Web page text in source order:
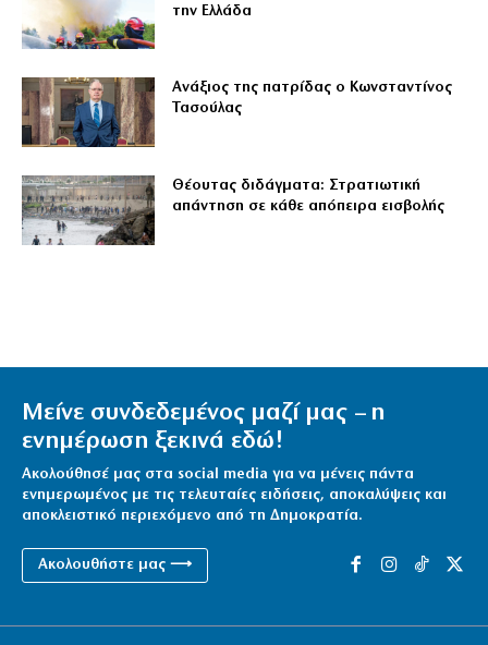
την Ελλάδα
Ανάξιος της πατρίδας ο Κωνσταντίνος
Τασούλας
Θέουτας διδάγματα: Στρατιωτική
απάντηση σε κάθε απόπειρα εισβολής
Μείνε συνδεδεμένος μαζί μας – η
ενημέρωση ξεκινά εδώ!
Ακολούθησέ μας στα social media για να μένεις πάντα
ενημερωμένος με τις τελευταίες ειδήσεις, αποκαλύψεις και
αποκλειστικό περιεχόμενο από τη Δημοκρατία.
Ακολουθήστε μας ⟶